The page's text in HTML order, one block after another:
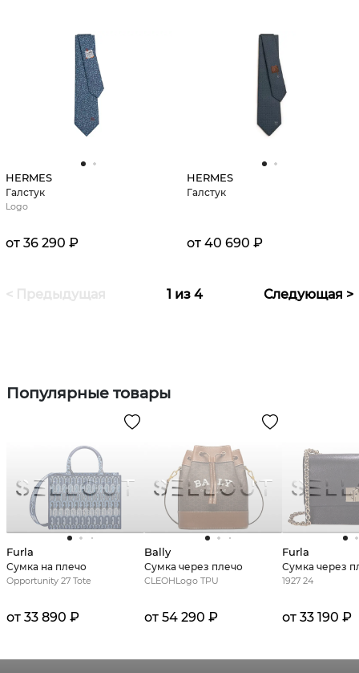
HERMES
Галстук
Logo
от 36 290 ₽
HERMES
Галстук
от 40 690 ₽
< Предыдущая 1 из 4 Следующая >
Популярные товары
Furla
Сумка на плечо
Opportunity 27 Tote
от 33 890 ₽
Bally
Сумка через плечо
CLEOHLogo TPU
от 54 290 ₽
Furla
Сумка через
1927 24
от 33 190 ₽